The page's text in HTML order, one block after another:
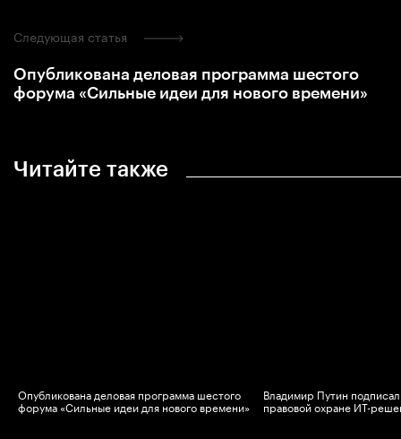
Читайте также
Опубликована деловая программа шестого
форума «Сильные идеи для нового времени»
Владимир Путин
правовой охране ИТ-
Следующая статья
Опубликована деловая программа шестого
форума «Сильные идеи для нового времени»